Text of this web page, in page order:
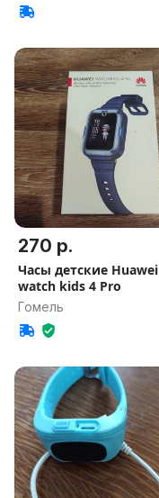
270 р.
Часы детские Huawei
watch kids 4 Pro
Гомель